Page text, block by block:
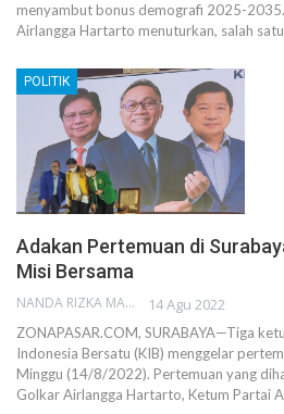
menyambut bonus demografi 2025-
Airlangga Hartarto menuturkan, salah
POLITIK
Adakan Pertemuan di
Misi Bersama
NANDA RIZKA MAHENDRA 14 Agu 2022
ZONAPASAR.COM, SURABAYA—Tiga
Indonesia Bersatu (KIB) menggelar
Minggu (14/8/2022). Pertemuan yang
Golkar Airlangga Hartarto, Ketum Partai